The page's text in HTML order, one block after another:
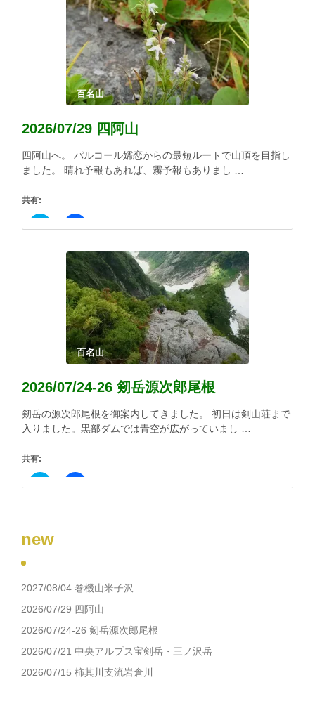
Twitter
で
開
ま
る
に
は
ク
リ
ッ
ク
し
て
く
だ
(新
し
ウ
ィ
ン
き
ま
百名山
2026/07/29 四阿山
四阿山へ。 パルコール嬬恋からの最短ルートで山頂を目指し
ました。 晴れ予報もあれば、霧予報もありまし …
共有:
ク
リ
Twitter
で
開
ま
す)
Facebook
で
有
す
る
に
は
ク
リ
ッ
ク
し
て
く
だ
(新
し
ウ
ィ
ン
き
ま
百名山
2026/07/24-26 剱岳源次郎尾根
剱岳の源次郎尾根を御案内してきました。 初日は剣山荘まで
入りました。黒部ダムでは青空が広がっていまし …
共有:
ク
リ
Twitter
で
有
し
い
ィ
ド
ウ
で
開
ま
Facebook
で
リ
ク
し
く
だ
さ
い
(新
し
ウ
new
2027/08/04 巻機山米子沢
2026/07/29 四阿山
2026/07/24-26 剱岳源次郎尾根
2026/07/21 中央アルプス宝剣岳・三ノ沢岳
2026/07/15 柿其川支流岩倉川